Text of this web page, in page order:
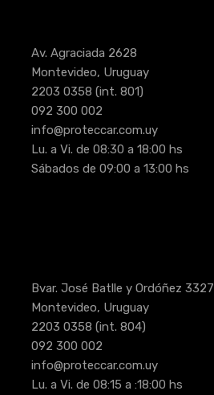
Av. Agraciada 2628
Montevideo, Uruguay
2203 0358 (int. 801)
092 300 002
info@proteccar.com.uy
Lu. a Vi. de 08:30 a 18:00 hs
Sábados de 09:00 a 13:00 hs
Bvar. José Batlle y Ordóñez 3327
Montevideo, Uruguay
2203 0358 (int. 804)
092 300 002
info@proteccar.com.uy
Lu. a Vi. de 08:15 a :18:00 hs